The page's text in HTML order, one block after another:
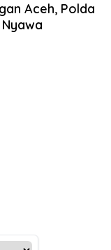
Aceh, Polda